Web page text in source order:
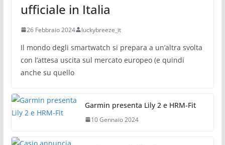
ufficiale in Italia
26 Febbraio 2024 luckybreeze_it
Il mondo degli smartwatch si prepara a un’altra svolta
con l’attesa uscita sul mercato europeo (e quindi
anche su quello
Garmin presenta Lily 2 e HRM-Fit
10 Gennaio 2024